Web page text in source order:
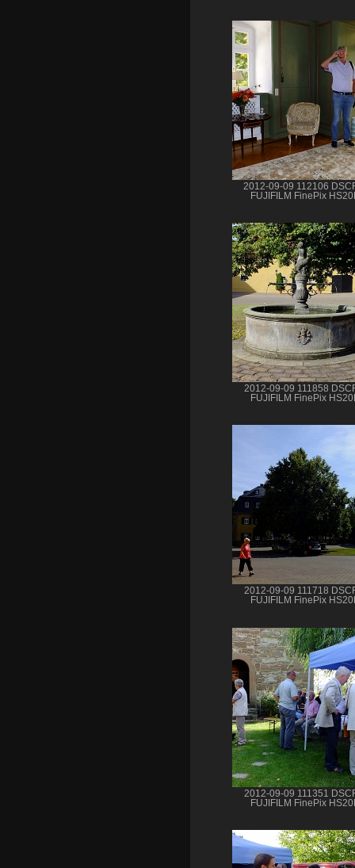
2012-09-09 112106
FUJIFILM FinePix
2012-09-09 111858
FUJIFILM FinePix
2012-09-09 111718
FUJIFILM FinePix
2012-09-09 111351
FUJIFILM FinePix